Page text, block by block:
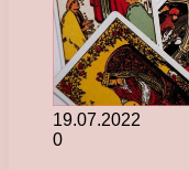
19.07.2022
0